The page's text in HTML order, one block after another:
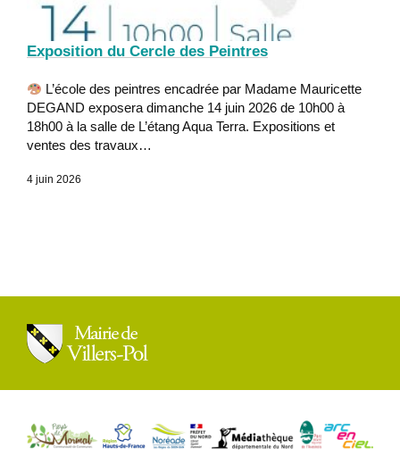
Exposition du Cercle des Peintres
L’école des peintres encadrée par Madame Mauricette
DEGAND exposera dimanche 14 juin 2026 de 10h00 à
18h00 à la salle de L’étang Aqua Terra. Expositions et
ventes des travaux…
4 juin 2026